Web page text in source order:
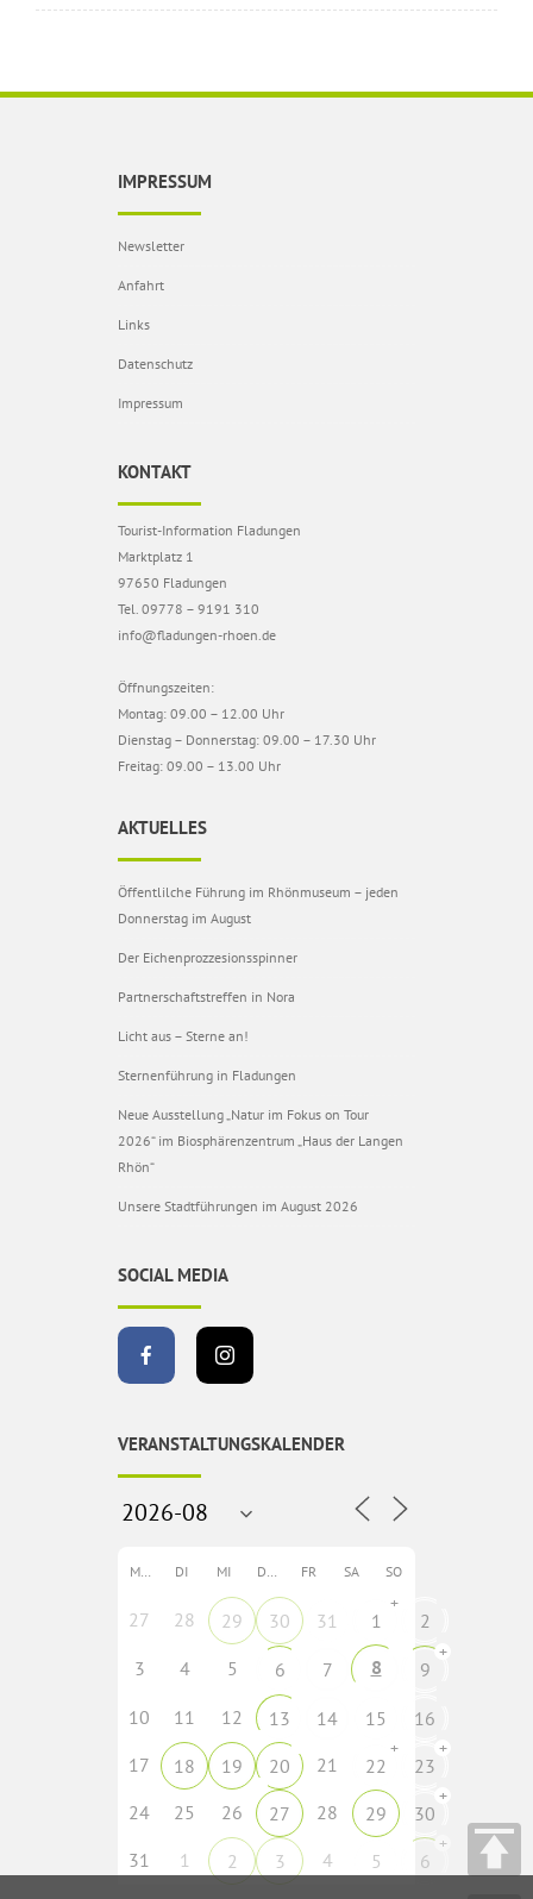
IMPRESSUM
Newsletter
Anfahrt
Links
Datenschutz
Impressum
KONTAKT
Tourist-Information Fladungen
Marktplatz 1
97650 Fladungen
Tel. 09778 – 9191 310
info@fladungen-rhoen.de
Öffnungszeiten:
Montag: 09.00 – 12.00 Uhr
Dienstag – Donnerstag: 09.00 – 17.30 Uhr
Freitag: 09.00 – 13.00 Uhr
AKTUELLES
Öffentlilche Führung im Rhönmuseum – jeden
Donnerstag im August
Der Eichenprozzesionsspinner
Partnerschaftstreffen in Nora
Licht aus – Sterne an!
Sternenführung in Fladungen
Neue Ausstellung „Natur im Fokus on Tour
2026“ im Biosphärenzentrum „Haus der Langen
Rhön“
Unsere Stadtführungen im August 2026
SOCIAL MEDIA
VERANSTALTUNGSKALENDER
MO DI MI DO FR SA SO
27 28 29 30 31 1
+
2
3
4 5 6 7 8 9
+
10 11 12 13 14 15
16
17
18 19 20 21 22
+
23
+
24 25 26 27 28 29 30
+
31 1 2 3 4 5 6
+